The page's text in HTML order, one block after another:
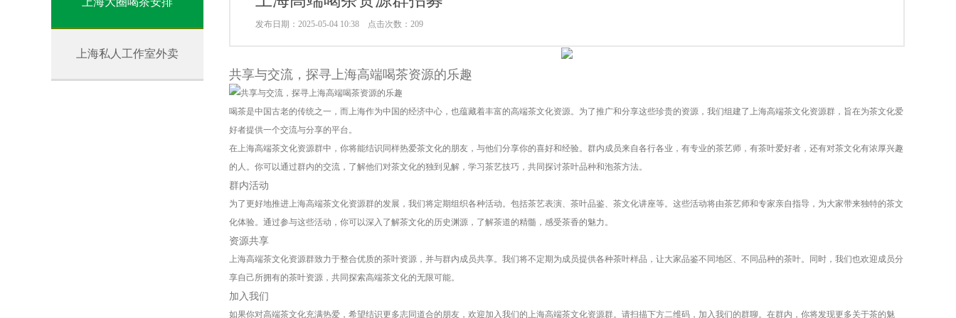
上海私人工作室外卖
发布日期：2025-05-04 10:38 点击次数：209
共享与交流，探寻上海高端喝茶资源的乐趣
喝茶是中国古老的传统之一，而上海作为中国的经济中心，也蕴藏着丰富的高端茶文化资源。为了推广和分享这些珍贵的资源，我们组建了上海高端茶文化资源群，旨在为茶文化爱
好者提供一个交流与分享的平台。
在上海高端茶文化资源群中，你将能结识同样热爱茶文化的朋友，与他们分享你的喜好和经验。群内成员来自各行各业，有专业的茶艺师，有茶叶爱好者，还有对茶文化有浓厚兴趣
的人。你可以通过群内的交流，了解他们对茶文化的独到见解，学习茶艺技巧，共同探讨茶叶品种和泡茶方法。
群内活动
为了更好地推进上海高端茶文化资源群的发展，我们将定期组织各种活动。包括茶艺表演、茶叶品鉴、茶文化讲座等。这些活动将由茶艺师和专家亲自指导，为大家带来独特的茶文
化体验。通过参与这些活动，你可以深入了解茶文化的历史渊源，了解茶道的精髓，感受茶香的魅力。
资源共享
上海高端茶文化资源群致力于整合优质的茶叶资源，并与群内成员共享。我们将不定期为成员提供各种茶叶样品，让大家品鉴不同地区、不同品种的茶叶。同时，我们也欢迎成员分
享自己所拥有的茶叶资源，共同探索高端茶文化的无限可能。
加入我们
如果你对高端茶文化充满热爱，希望结识更多志同道合的朋友，欢迎加入我们的上海高端茶文化资源群。请扫描下方二维码，加入我们的群聊。在群内，你将发现更多关于茶的魅